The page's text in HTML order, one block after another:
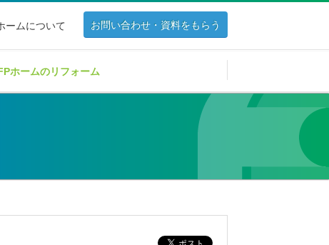
ームについて お問い合わせ・資料をもらう
ホームのリフォーム